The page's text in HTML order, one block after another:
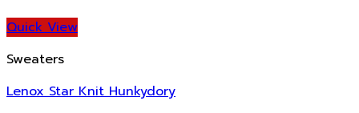
Quick View
Sweaters
Lenox Star Knit Hunkydory